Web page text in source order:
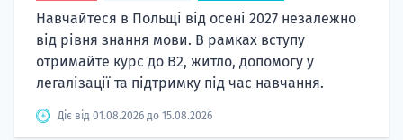
Навчайтеся в Польщі від осені 2027 незалежно
від рівня знання мови. В рамках вступу
отримайте курс до B2, житло, допомогу у
легалізації та підтримку під час навчання.
Діє від 01.08.2026 до 15.08.2026